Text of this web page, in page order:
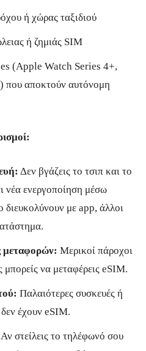
ή χώρας ταξιδιού
ή ζημιάς SIM
(Apple Watch Series 4+,
που αποκτούν αυτόνομη
Δεν βγάζεις το τσιπ και το
νέα ενεργοποίηση μέσω
με app, άλλοι
μεταφορών: Μερικοί πάροχοι
μπορείς να μεταφέρεις eSIM.
Παλαιότερες συσκευές ή
έχουν eSIM.
Αν στείλεις το τηλέφωνό σου